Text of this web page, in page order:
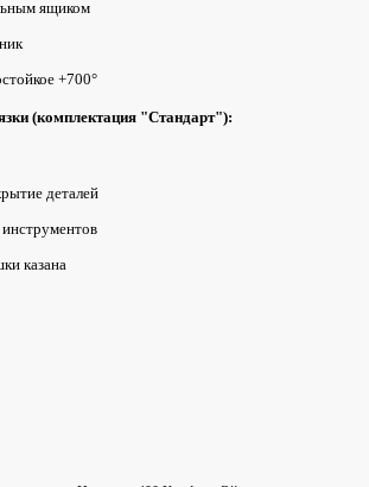
ящиком
+700°
(комплектация "Стандарт"):
деталей
казана